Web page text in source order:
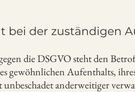
bei der zuständigen
die DSGVO steht den
gewöhnlichen Aufenthalts,
unbeschadet anderweitiger